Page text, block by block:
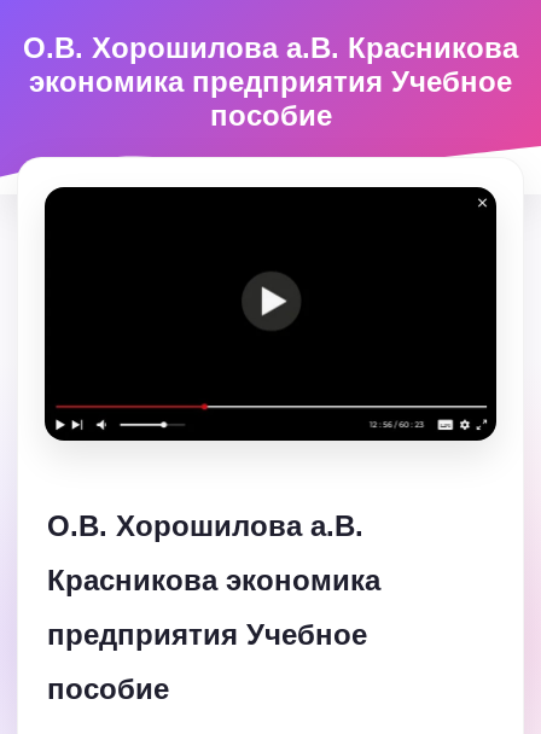
О.В. Хорошилова а.В. Красникова
экономика предприятия Учебное
пособие
О.В. Хорошилова а.В.
Красникова экономика
предприятия Учебное
пособие